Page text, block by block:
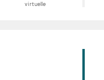
virtuelle